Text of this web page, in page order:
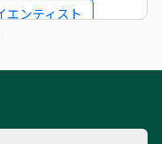
エンティスト
ント